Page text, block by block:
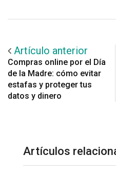
Artículo anterior
Compras online por el Día
de la Madre: cómo evitar
estafas y proteger tus
datos y dinero
Artículos